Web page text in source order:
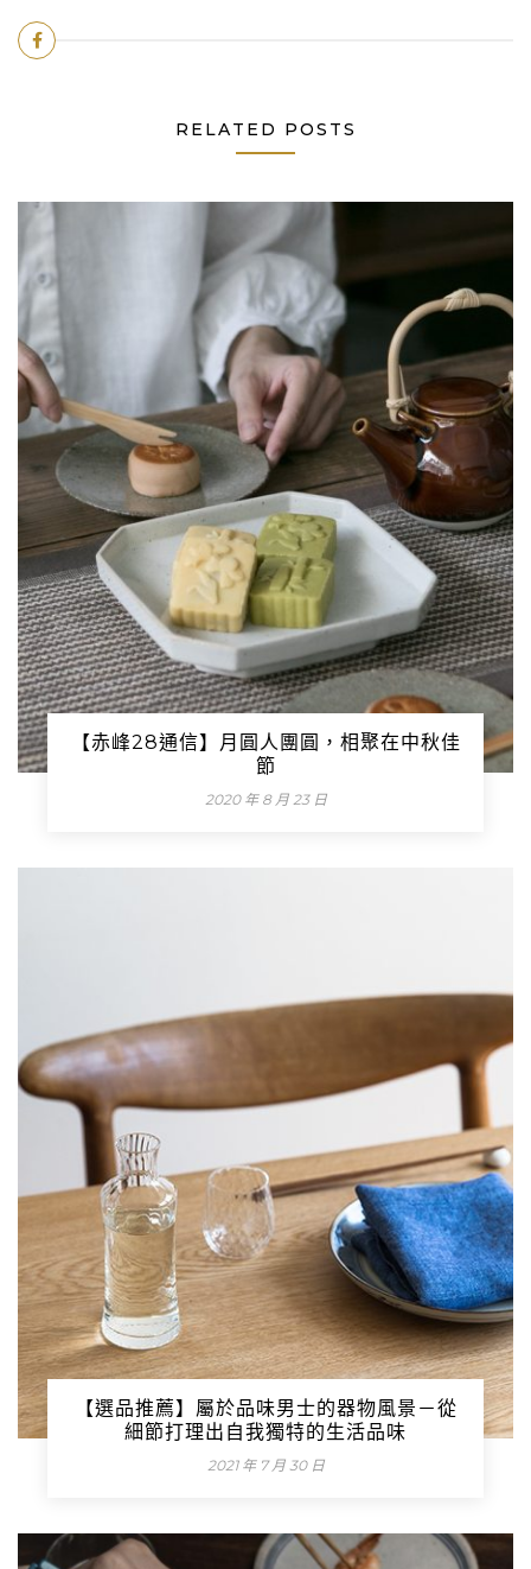
RELATED POSTS
【赤峰28通信】月圓人團圓，相聚在中秋佳
節
2020 年 8 月 23 日
【選品推薦】屬於品味男士的器物風景－從
細節打理出自我獨特的生活品味
2021 年 7 月 30 日